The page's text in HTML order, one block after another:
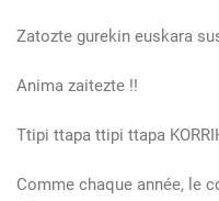
Zatozte gurekin euskara
Anima zaitezte !!
Ttipi ttapa ttipi ttapa
Comme chaque année, le